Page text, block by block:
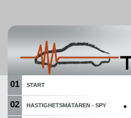
01 START
02 HASTIGHETSMÄTAREN - SPY